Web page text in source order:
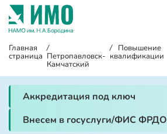
Главная
страница
/
Петропавловск-
Камчатский
/ Повышение
квалификации
Аккредитация под ключ
Внесем в госуслуги/ФИС ФРДО